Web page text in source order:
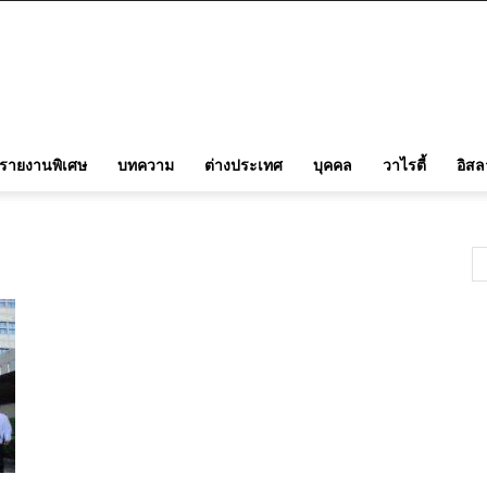
รายงานพิเศษ บทความ ต่างประเทศ บุคคล วาไรตี้ อิส